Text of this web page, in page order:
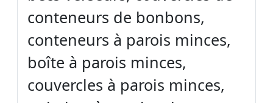
conteneurs de bonbons,
conteneurs à parois minces,
boîte à parois minces,
couvercles à parois minces,